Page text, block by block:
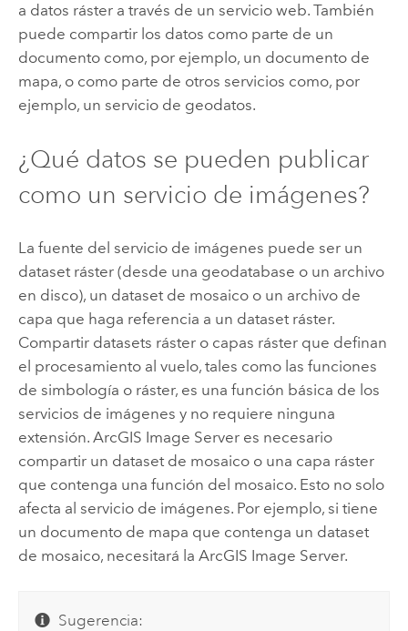
a datos ráster a través de un servicio web. También
puede compartir los datos como parte de un
documento como, por ejemplo, un documento de
mapa, o como parte de otros servicios como, por
ejemplo, un servicio de geodatos.
¿Qué datos se pueden publicar
como un servicio de imágenes?
La fuente del servicio de imágenes puede ser un
dataset ráster (desde una geodatabase o un archivo
en disco), un dataset de mosaico o un archivo de
capa que haga referencia a un dataset ráster.
Compartir datasets ráster o capas ráster que definan
el procesamiento al vuelo, tales como las funciones
de simbología o ráster, es una función básica de los
servicios de imágenes y no requiere ninguna
extensión. ArcGIS Image Serveres necesario
compartir un dataset de mosaico o una capa ráster
que contenga una función del mosaico. Esto no solo
afecta al servicio de imágenes. Por ejemplo, si tiene
un documento de mapa que contenga un dataset
de mosaico, necesitará la ArcGIS Image Server.
Sugerencia: